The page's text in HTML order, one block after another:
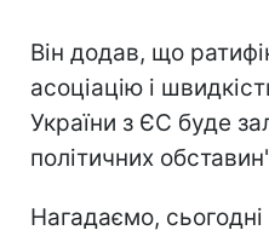
Він додав, що
асоціацію і
України з ЄС буде
політичних
Нагадаємо, сьогодні